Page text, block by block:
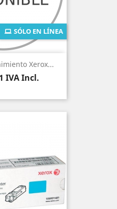
Xerox...
IVA Incl.
SÓLO EN LÍNEA